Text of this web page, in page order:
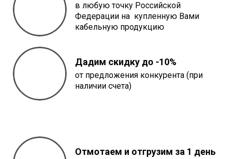
в любую точку Российской
Федерации на купленную Вами
кабельную продукцию
Дадим скидку до -10%
от предложения конкурента (при
наличии счета)
Отмотаем и отгрузим за 1 день